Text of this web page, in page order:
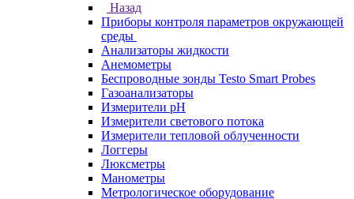
Назад
Приборы контроля параметров окружающей
среды
Анализаторы жидкости
Анемометры
Беспроводные зонды Testo Smart Probes
Газоанализаторы
Измерители pH
Измерители светового потока
Измерители тепловой облученности
Логгеры
Люксметры
Манометры
Метрологическое оборудование